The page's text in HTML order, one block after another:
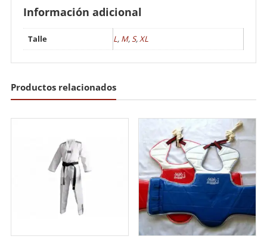
Información adicional
Talle L, M,S,XL
Productos relacionados